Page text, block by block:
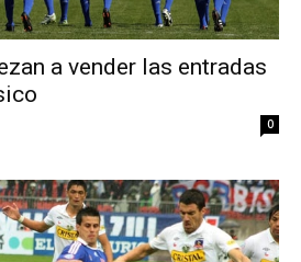
a vender las entradas
0